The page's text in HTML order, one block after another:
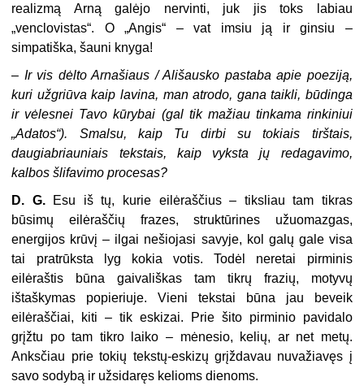
realizmą Arną galėjo nervinti, juk jis toks labiau
„venclovistas“. O „Angis“ – vat imsiu ją ir ginsiu –
simpatiška, šauni knyga!
– Ir vis dėlto Arnašiaus / Ališausko pastaba apie poeziją,
kuri užgriūva kaip lavina, man atrodo, gana taikli, būdinga
ir vėlesnei Tavo kūrybai (gal tik mažiau tinkama rinkiniui
„Adatos“). Smalsu, kaip Tu dirbi su tokiais tirštais,
daugiabriauniais tekstais, kaip vyksta jų redagavimo,
kalbos šlifavimo procesas?
D. G. Esu iš tų, kurie eilėraščius – tiksliau tam tikras
būsimų eilėraščių frazes, struktūrines užuomazgas,
energijos krūvį – ilgai nešiojasi savyje, kol galų gale visa
tai pratrūksta lyg kokia votis. Todėl neretai pirminis
eilėraštis būna gaivališkas tam tikrų frazių, motyvų
ištaškymas popieriuje. Vieni tekstai būna jau beveik
eilėraščiai, kiti – tik eskizai. Prie šito pirminio pavidalo
grįžtu po tam tikro laiko – mėnesio, kelių, ar net metų.
Anksčiau prie tokių tekstų-eskizų grįždavau nuvažiavęs į
savo sodybą ir užsidaręs kelioms dienoms.